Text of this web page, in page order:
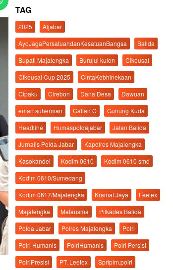
TAG
2025
Aljabar
AyoJagaPersatuandanKesatuanBangsa
Balida
Bupati Majalengka
Burujul kulon
Cikeusal
Cikeusal Cup 2025
CintaKebhinekaan
Cipaku
Cirebon Dana Desa
Dawuan
eman suherman
Galian C
Gunung Kuda
Headline
Humaspoldajabar
Jalan Balida
Jurnalis Polda Jabar
Kapolres Majalengka
Kasokandel
Kodim 0610
Kodim 0610 smd
Kodim 0610/Sumedang
Kodim 0617/Majalengka
Kramat Jaya
Leetex
Majalengka
Malausma
Pilkades Balida
Polda Jabar
Polres Majalengka
Polri
Polri Humanis
PolriHumanis
Polri Persisi
PolriPresisi
PT. Leetex
Spripim.polri